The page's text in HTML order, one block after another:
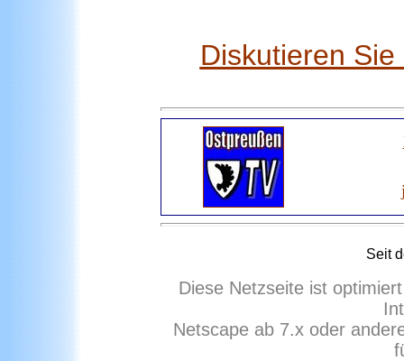
Diskutieren
Seit
Diese Netzseite ist
Netscape ab 7.x oder